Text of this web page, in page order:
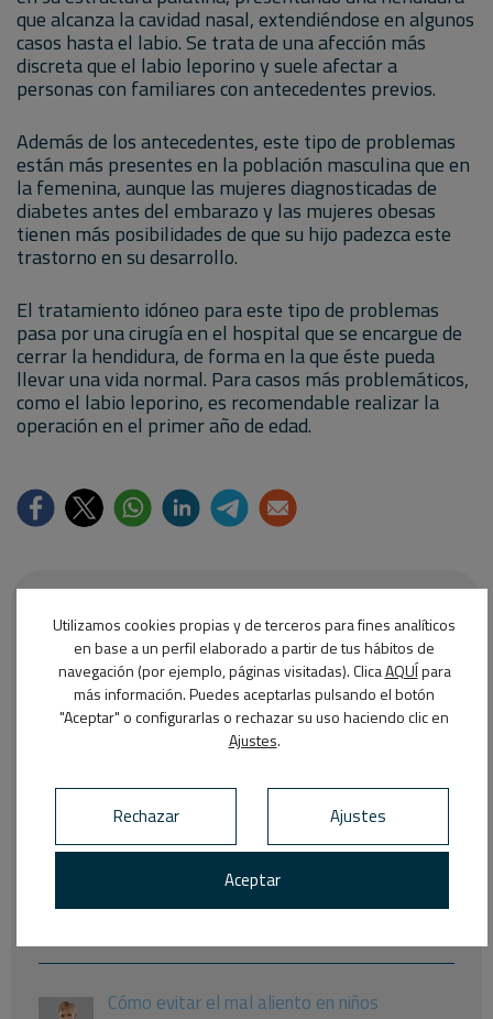
que alcanza la cavidad nasal, extendiéndose en algunos
casos hasta el labio. Se trata de una afección más
discreta que el labio leporino y suele afectar a
personas con familiares con antecedentes previos.
Además de los antecedentes, este tipo de problemas
están más presentes en la población masculina que en
la femenina, aunque las mujeres diagnosticadas de
diabetes antes del embarazo y las mujeres obesas
tienen más posibilidades de que su hijo padezca este
trastorno en su desarrollo.
El tratamiento idóneo para este tipo de problemas
pasa por una cirugía en el hospital que se encargue de
cerrar la hendidura, de forma en la que éste pueda
llevar una vida normal. Para casos más problemáticos,
como el labio leporino, es recomendable realizar la
operación en el primer año de edad.
Entradas recientes
¿A qué edad se debe empezar con la
ortodoncia infantil?
Cómo prevenir y tratar las llagas por
ortodoncia
¿Cómo se corrigen los dientes apiñados?
Cómo evitar el mal aliento en niños
Utilizamos cookies propias y de terceros para fines analíticos
en base a un perfil elaborado a partir de tus hábitos de
navegación (por ejemplo, páginas visitadas). ClicaAQUÍpara
más información. Puedes aceptarlas pulsando el botón
"Aceptar" o configurarlas o rechazar su uso haciendo clic en
Ajustes.
Aceptar
Rechazar Ajustes